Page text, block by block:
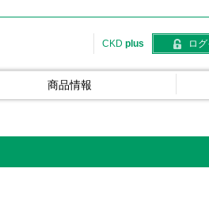
CKD plus ロ
商品情報